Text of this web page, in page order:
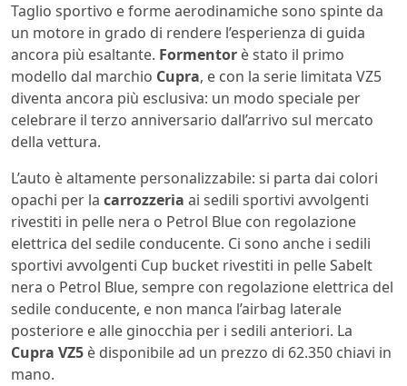
Taglio sportivo e forme aerodinamiche sono spinte da
un motore in grado di rendere l’esperienza di guida
ancora più esaltante. Formentor è stato il primo
modello dal marchio Cupra, e con la serie limitata VZ5
diventa ancora più esclusiva: un modo speciale per
celebrare il terzo anniversario dall’arrivo sul mercato
della vettura.
L’auto è altamente personalizzabile: si parta dai colori
opachi per la carrozzeria ai sedili sportivi avvolgenti
rivestiti in pelle nera o Petrol Blue con regolazione
elettrica del sedile conducente. Ci sono anche i sedili
sportivi avvolgenti Cup bucket rivestiti in pelle Sabelt
nera o Petrol Blue, sempre con regolazione elettrica del
sedile conducente, e non manca l’airbag laterale
posteriore e alle ginocchia per i sedili anteriori. La
Cupra VZ5 è disponibile ad un prezzo di 62.350 chiavi in
mano.